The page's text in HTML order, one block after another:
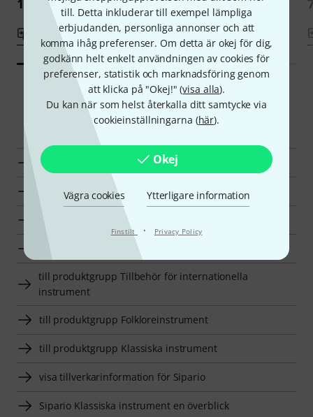
till. Detta inkluderar till exempel lämpliga
erbjudanden, personliga annonser och att
komma ihåg preferenser. Om detta är okej för dig,
godkänn helt enkelt användningen av cookies för
preferenser, statistik och marknadsföring genom
att klicka på "Okej!" (visa alla).
Du kan när som helst återkalla ditt samtycke via
cookieinställningarna (här).
Okej
Vägra cookies Ytterligare information
Finstilt · Privacy Policy
123 kr
Jämför
117 kr
Jämför
Smart Navigator
Sipario Hak-harpa en överblick
Hak-harpa till priser från 100 kr - 140 kr annonser
till produktgrupp Hak-harpa
till produktgrupp Harpor
till produktgrupp Tillbehör för internationella
instrument
till produktgrupp Folkloreinstrument
till produktgrupp Klassiska instrument
visa tillverkarinformation för Sipario
Sipario Klassiska instrument en överblick